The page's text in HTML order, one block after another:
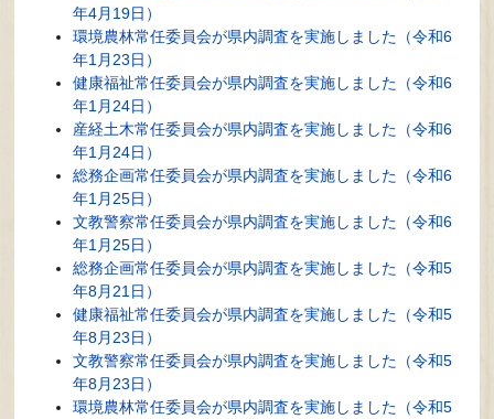
年4月19日）
環境農林常任委員会が県内調査を実施しました（令和6
年1月23日）
健康福祉常任委員会が県内調査を実施しました（令和6
年1月24日）
産経土木常任委員会が県内調査を実施しました（令和6
年1月24日）
総務企画常任委員会が県内調査を実施しました（令和6
年1月25日）
文教警察常任委員会が県内調査を実施しました（令和6
年1月25日）
総務企画常任委員会が県内調査を実施しました（令和5
年8月21日）
健康福祉常任委員会が県内調査を実施しました（令和5
年8月23日）
文教警察常任委員会が県内調査を実施しました（令和5
年8月23日）
環境農林常任委員会が県内調査を実施しました（令和5